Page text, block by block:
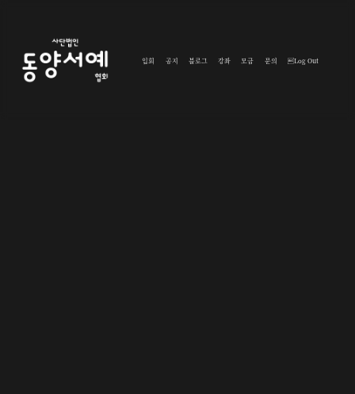
입회 공지 블로그 강좌 모금 문의 Log Out